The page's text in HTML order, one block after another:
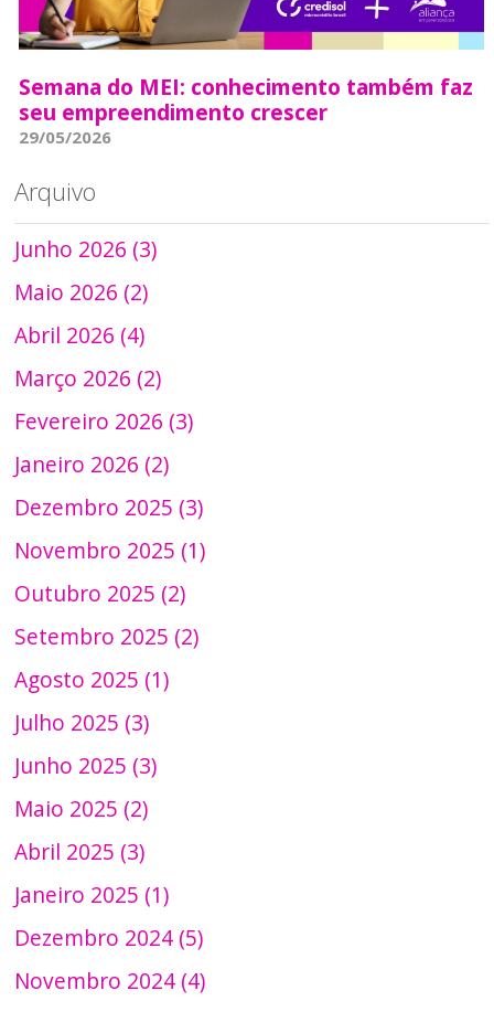
Semana do MEI: conhecimento também faz
seu empreendimento crescer
29/05/2026
Arquivo
Junho 2026 (3)
Maio 2026 (2)
Abril 2026 (4)
Março 2026 (2)
Fevereiro 2026 (3)
Janeiro 2026 (2)
Dezembro 2025 (3)
Novembro 2025 (1)
Outubro 2025 (2)
Setembro 2025 (2)
Agosto 2025 (1)
Julho 2025 (3)
Junho 2025 (3)
Maio 2025 (2)
Abril 2025 (3)
Janeiro 2025 (1)
Dezembro 2024 (5)
Novembro 2024 (4)